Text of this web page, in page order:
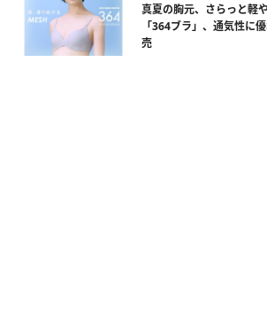
真夏の胸元、さらっと軽
「364ブラ」、通気性に
売